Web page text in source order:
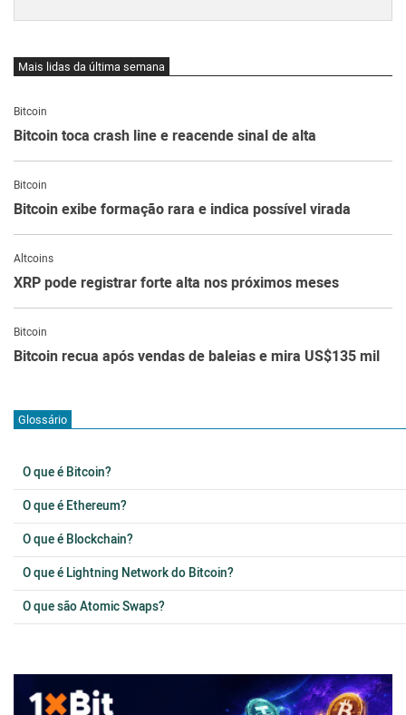
Mais lidas da última semana
Bitcoin
Bitcoin toca crash line e reacende sinal de alta
Bitcoin
Bitcoin exibe formação rara e indica possível virada
Altcoins
XRP pode registrar forte alta nos próximos meses
Bitcoin
Bitcoin recua após vendas de baleias e mira US$135 mil
Glossário
O que é Bitcoin?
O que é Ethereum?
O que é Blockchain?
O que é Lightning Network do Bitcoin?
O que são Atomic Swaps?